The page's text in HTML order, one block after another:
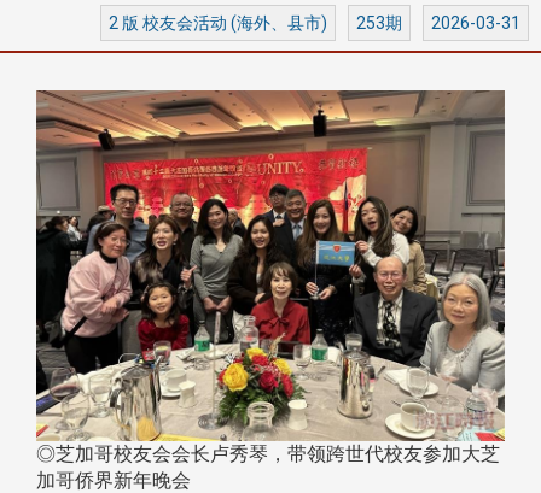
2 版 校友会活动 (海外、县市) 253期 2026-03-31
◎芝加哥校友会会长卢秀琴，带领跨世代校友参加大芝
加哥侨界新年晚会